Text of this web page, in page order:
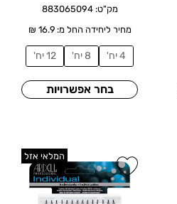
מק"ט: 883065094
מחיר ליחידה החל מ: 16.9 ₪
4 יח' 8 יח' 12 יח'
בחר אפשרויות
המלאי אזל